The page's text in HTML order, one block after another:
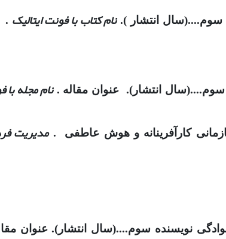
سوم....(سال انتشار ).نام کتاب با فونت ایتالیک .
سوم....(سال انتشار). عنوان مقاله .نام مجله با
مدیریت
نویسنده سوم....(سال انتشار). عنوان